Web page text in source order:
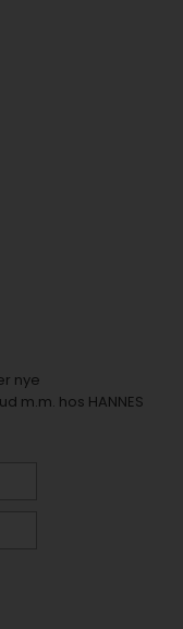
nye
m.m. hos HANNES